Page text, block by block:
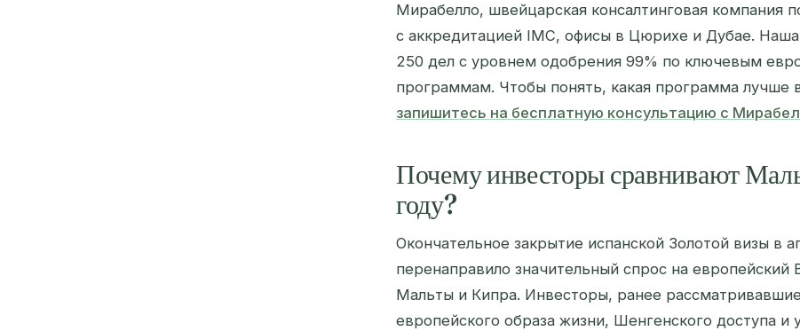
Мирабелло, швейцарская консалтинговая компания
с аккредитацией IMC, офисы в Цюрихе и Дубае.
250 дел с уровнем одобрения 99% по ключевым
программам. Чтобы понять, какая программа лучше
запишитесь на бесплатную консультацию с
Почему инвесторы сравнивают
году?
Окончательное закрытие испанской Золотой визы в
перенаправило значительный спрос на
Мальты и Кипра. Инвесторы, ранее
европейского образа жизни, Шенгенского доступа